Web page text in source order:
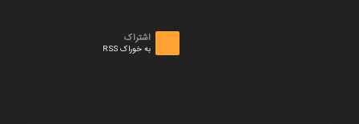
اشتراک
به خوراک RSS